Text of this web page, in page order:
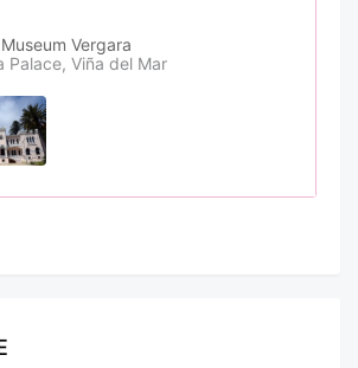
Vergara
Palace, Viña del Mar